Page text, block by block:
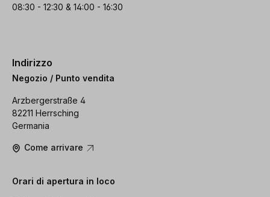
08:30 - 12:30 & 14:00 - 16:30
Indirizzo
Negozio / Punto vendita
Arzbergerstraße 4
82211 Herrsching
Germania
Come arrivare
Orari di apertura in loco